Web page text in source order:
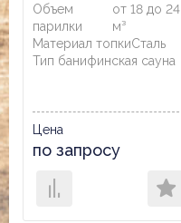
Объем
парилки
от 18 до 24
м³
Материал топкиСталь
Тип банифинская сауна
Цена
по запросу